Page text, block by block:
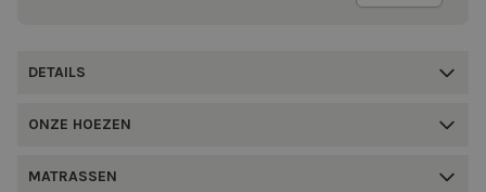
DETAILS
ONZE HOEZEN
MATRASSEN